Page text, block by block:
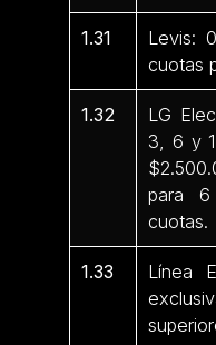
1.31
Levis:
cuotas
1.32
LG
3, 6 y
para
cuotas.
1.33
Línea